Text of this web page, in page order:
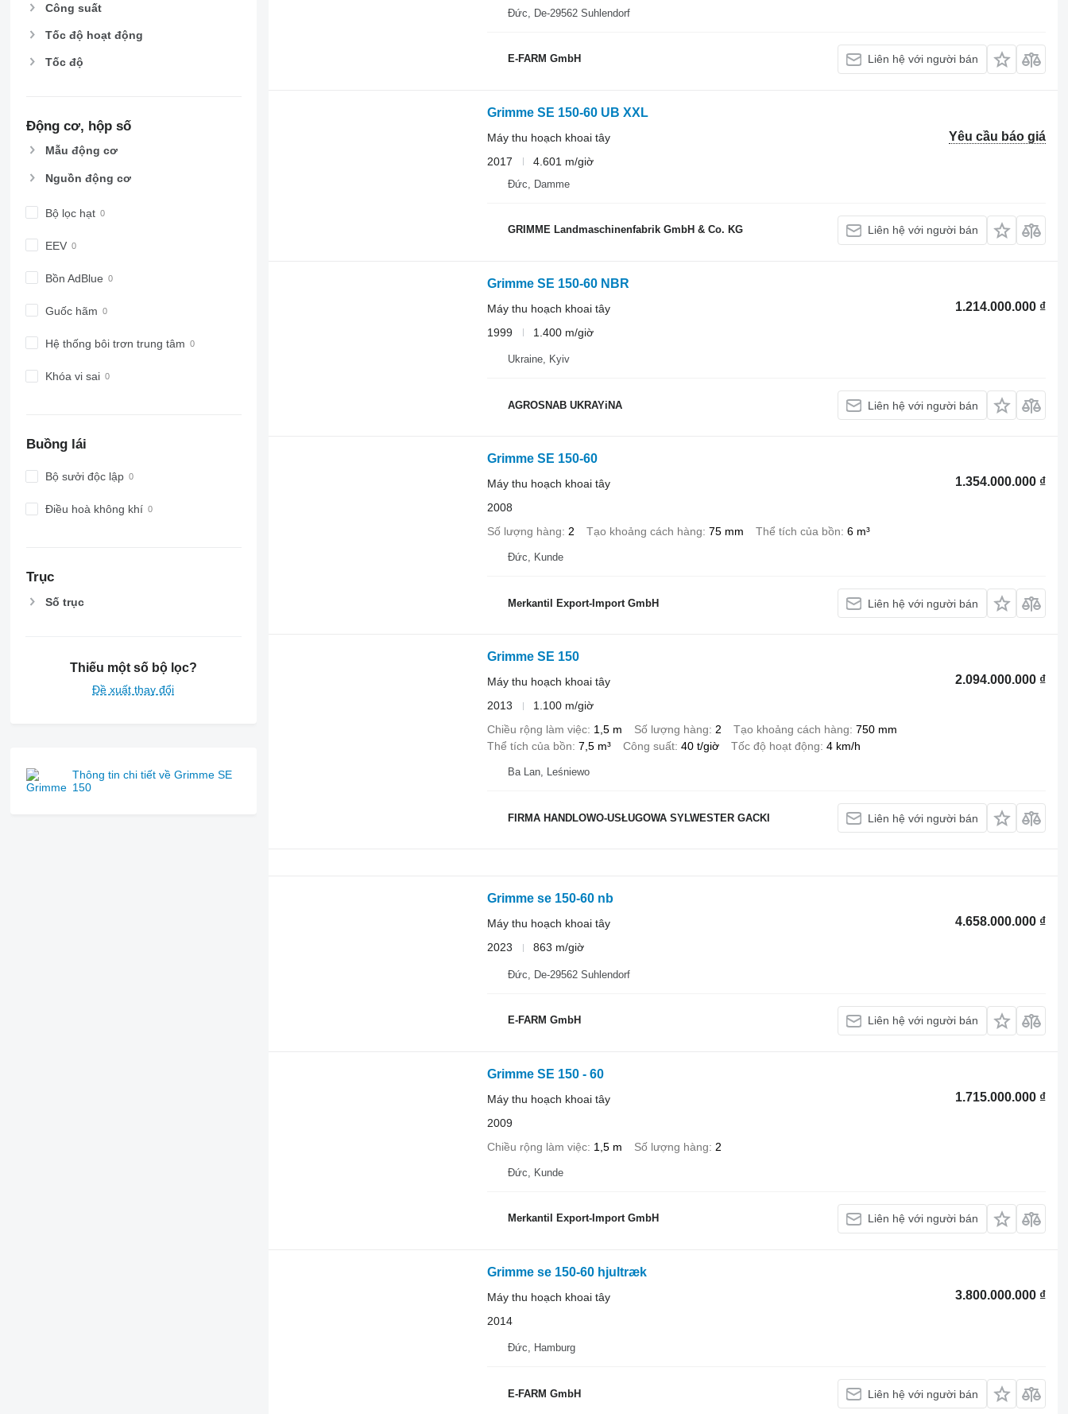
Công suất
Tốc độ hoạt động
Tốc độ
Động cơ, hộp số
Mẫu động cơ
Nguồn động cơ
Bộ lọc hạt
EEV
Bồn AdBlue
Guốc hãm
Hệ thống bôi trơn trung tâm
Khóa vi sai
Buồng lái
Bộ sưởi độc lập
Điều hoà không khí
Trục
Số trục
Thiếu một số bộ lọc?
Đề xuất thay đổi
Thông tin chi tiết về Grimme SE
150
Đức, De-29562 Suhlendorf
E-FARM GmbH Liên hệ với người bán
Grimme SE 150-60 UB XXL
Yêu cầu báo giá
Máy thu hoạch khoai tây
2017
4.601 m/giờ
Đức, Damme
GRIMME Landmaschinenfabrik GmbH & Co. KG Liên hệ với người bán
Grimme SE 150-60 NBR
1.214.000.000 ₫
Máy thu hoạch khoai tây
1999
1.400 m/giờ
Ukraine, Kyiv
AGROSNAB UKRAYiNA Liên hệ với người bán
Grimme SE 150-60
1.354.000.000 ₫
Máy thu hoạch khoai tây
2008
Số lượng hàng 2 Tạo khoảng cách hàng 75 mm Thể tích của bồn 6 m³
Đức, Kunde
Merkantil Export-Import GmbH Liên hệ với người bán
Grimme SE 150
2.094.000.000 ₫
Máy thu hoạch khoai tây
2013
1.100 m/giờ
Chiều rộng làm việc 1,5 m Số lượng hàng 2 Tạo khoảng cách hàng 750 mm
Thể tích của bồn 7,5 m³ Công suất 40 t/giờ Tốc độ hoạt động 4 km/h
Ba Lan, Leśniewo
FIRMA HANDLOWO-USŁUGOWA SYLWESTER GACKI Liên hệ với người bán
Grimme se 150-60 nb
4.658.000.000 ₫
Máy thu hoạch khoai tây
2023
863 m/giờ
Đức, De-29562 Suhlendorf
E-FARM GmbH Liên hệ với người bán
Grimme SE 150 - 60
1.715.000.000 ₫
Máy thu hoạch khoai tây
2009
Chiều rộng làm việc 1,5 m Số lượng hàng 2
Đức, Kunde
Merkantil Export-Import GmbH Liên hệ với người bán
Grimme se 150-60 hjultræk
3.800.000.000 ₫
Máy thu hoạch khoai tây
2014
Đức, Hamburg
E-FARM GmbH Liên hệ với người bán